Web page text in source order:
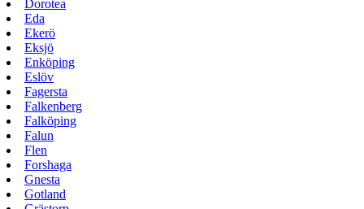
Dorotea
Eda
Ekerö
Eksjö
Enköping
Eslöv
Fagersta
Falkenberg
Falköping
Falun
Flen
Forshaga
Gnesta
Gotland